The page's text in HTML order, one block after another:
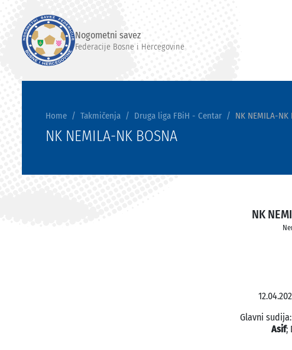
Nogometni savez
Federacije Bosne i Hercegovine
Home Takmičenja Druga liga FBiH - Centar NK NEMILA-NK
NK NEMILA-NK BOSNA
NK
Glavni sudija:
Asif;